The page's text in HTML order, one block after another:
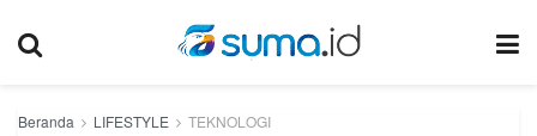
Beranda LIFESTYLE TEKNOLOGI